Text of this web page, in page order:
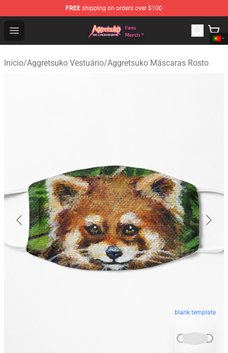
FREE shipping on orders over $100
Open menu
Aggretsuko Store - Official Aggretsuko Merchandise
Início/Aggretsuko Vestuário/Aggretsuko Máscaras Rosto
blank template